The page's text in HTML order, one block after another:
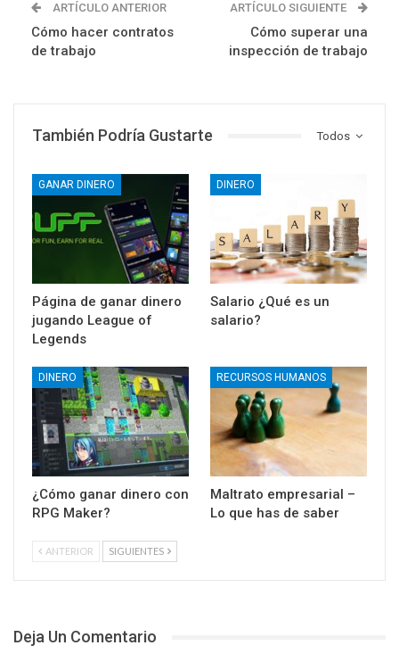
ARTÍCULO ANTERIOR
Cómo hacer contratos
de trabajo
ARTÍCULO SIGUIENTE
Cómo superar una
inspección de trabajo
Todos
También Podría Gustarte
GANAR DINERO
Página de ganar dinero
jugando League of
Legends
DINERO
Salario ¿Qué es un
salario?
DINERO
¿Cómo ganar dinero con
RPG Maker?
RECURSOS HUMANOS
Maltrato empresarial –
Lo que has de saber
ANTERIOR SIGUIENTES
Deja Un Comentario